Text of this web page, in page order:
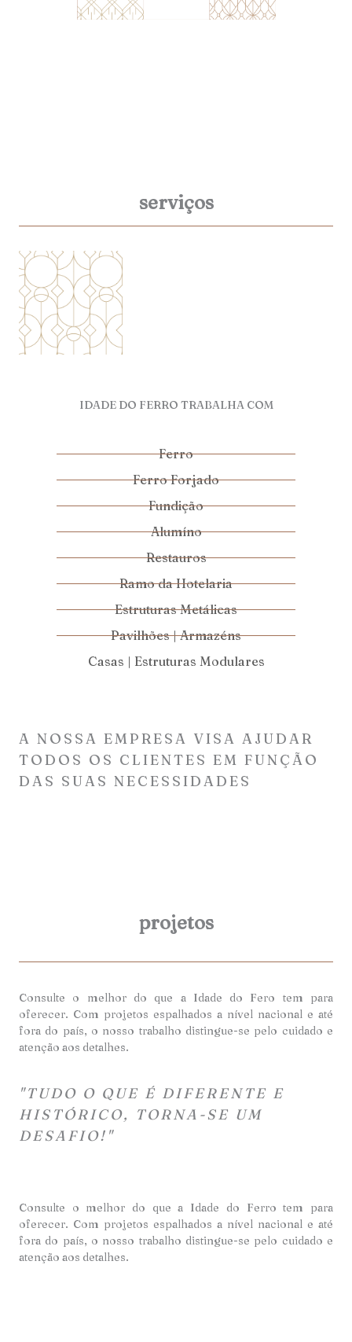
serviços
IDADE DO FERRO TRABALHA COM
Ferro
Ferro Forjado
Fundição
Alumíno
Restauros
Ramo da Hotelaria
Estruturas Metálicas
Pavilhões | Armazéns
Casas | Estruturas Modulares
A NOSSA EMPRESA VISA AJUDAR
TODOS OS CLIENTES EM FUNÇÃO
DAS SUAS NECESSIDADES
Consulte o melhor do que a Idade do Ferro tem para
oferecer. Com projetos espalhados a nível nacional e até
fora do país, o nosso trabalho distingue-se pelo cuidado e
atenção aos detalhes.
projetos
Consulte o melhor do que a Idade do Fero tem para
oferecer. Com projetos espalhados a nível nacional e até
fora do país, o nosso trabalho distingue-se pelo cuidado e
atenção aos detalhes.
"TUDO O QUE É DIFERENTE E
HISTÓRICO, TORNA-SE UM
DESAFIO!"